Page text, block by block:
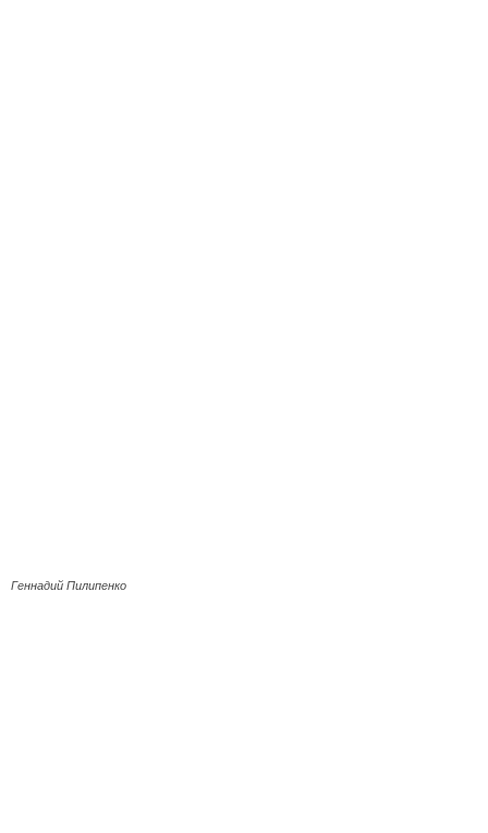
Геннадий Пилипенко